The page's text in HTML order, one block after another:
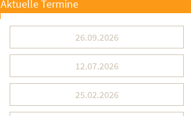
Aktuelle Termine
26.09.2026
12.07.2026
25.02.2026